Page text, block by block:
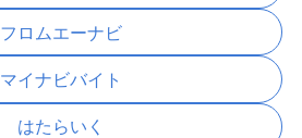
フロムエーナビ
マイナビバイト
はたらいく